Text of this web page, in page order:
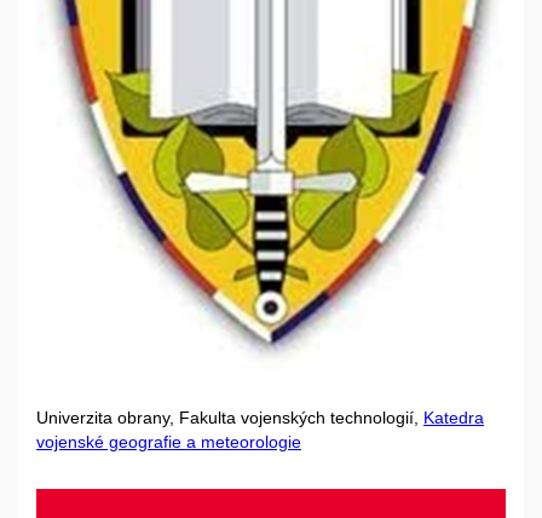
Univerzita obrany, Fakulta vojenských technologií, Katedra
vojenské geografie a meteorologie